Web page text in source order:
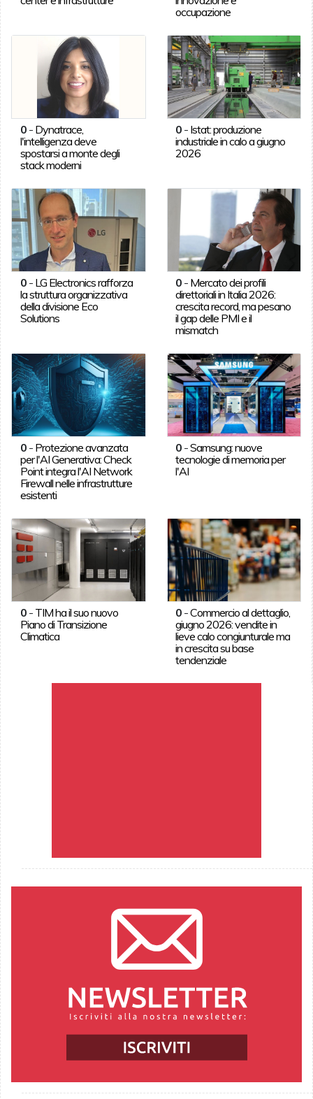
occupazione
0- Dynatrace,
l'intelligenza deve
spostarsi a monte degli
stack moderni
0 - Istat: produzione
industriale in calo a giugno
2026
0- LG Electronics rafforza
la struttura organizzativa
della divisione Eco
Solutions
0 - Mercato dei profili
direttoriali in Italia 2026:
crescita record, ma pesano
il gap delle PMI e il
mismatch
0- Protezione avanzata
per l'AI Generativa: Check
Point integra l'AI Network
Firewall nelle infrastrutture
esistenti
0 -Samsung: nuove
tecnologie di memoria per
l'AI
0- TIM ha il suo nuovo
Piano di Transizione
Climatica
0 -Commercio al dettaglio,
giugno 2026: vendite in
lieve calo congiunturale ma
in crescita su base
tendenziale